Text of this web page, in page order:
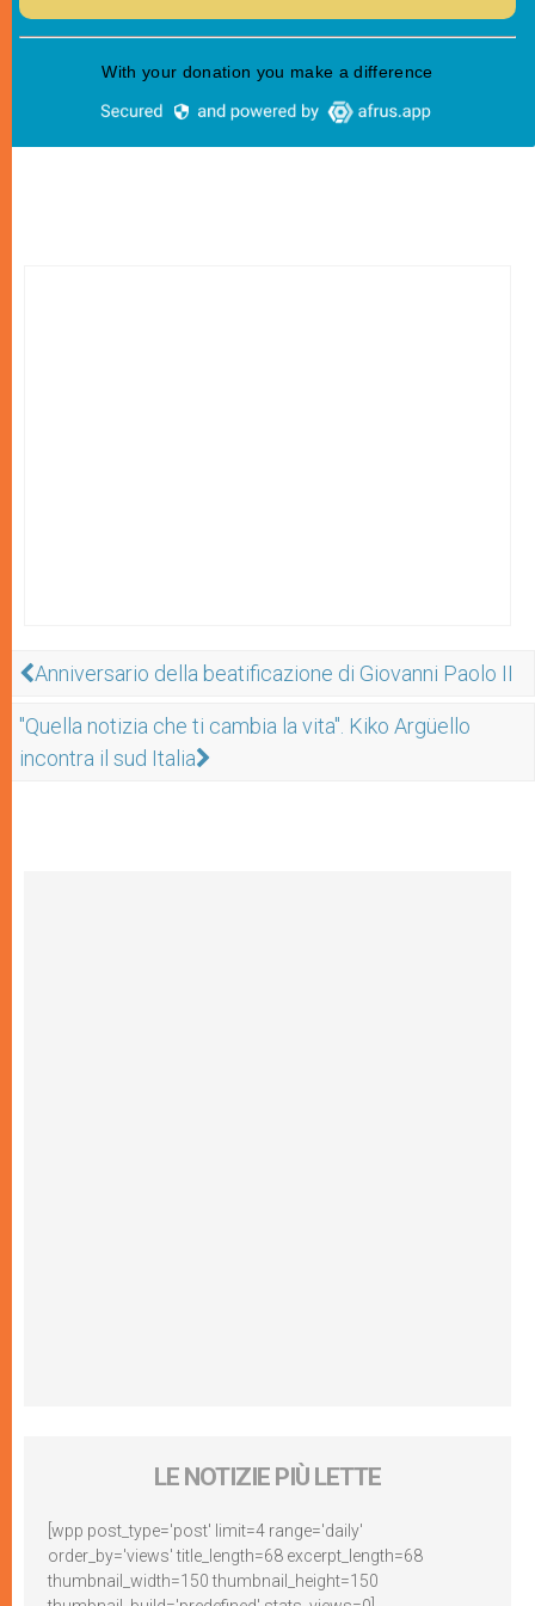
Anniversario della beatificazione di Giovanni Paolo II
"Quella notizia che ti cambia la vita". Kiko Argüello
incontra il sud Italia
LE NOTIZIE PIÙ LETTE
[wpp post_type='post' limit=4 range='daily'
order_by='views' title_length=68 excerpt_length=68
thumbnail_width=150 thumbnail_height=150